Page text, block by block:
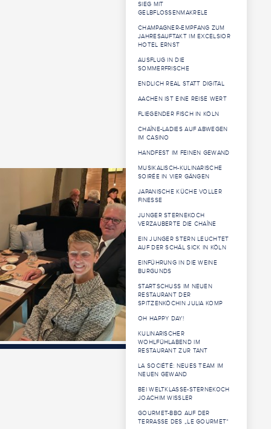
SIEG MIT
GELBFLOSSENMAKRELE
CHAMPAGNER-EMPFANG ZUM
JAHRESAUFTAKT IM EXCELSIOR
HOTEL ERNST
AUSFLUG IN DIE
SOMMERFRISCHE
ENDLICH REAL STATT DIGITAL
AACHEN IST EINE REISE WERT
FLIEGENDER FISCH IN KÖLN
CHAÎNE-LADIES AUF ABWEGEN
IM CASINO
HANDFEST IM FEINEN GEWAND
MUSIKALISCH-KULINARISCHE
SOIRÉE IN VIER GÄNGEN
JAPANISCHE KÜCHE VOLLER
FINESSE
JUNGER STERNEKOCH
VERZAUBERTE DIE CHAÎNE
EIN JUNGER STERN LEUCHTET
AUF DER SCHÄL SICK IN KÖLN
EINFÜHRUNG IN DIE WEINE
BURGUNDS
STARTSCHUSS IM NEUEN
RESTAURANT DER
SPITZENKÖCHIN JULIA KOMP
OH HAPPY DAY!
KULINARISCHER
WOHLFÜHLABEND IM
RESTAURANT ZUR TANT
LA SOCIÉTÉ: NEUES TEAM IM
NEUEN GEWAND
BEI WELTKLASSE-STERNEKOCH
JOACHIM WISSLER
GOURMET-BBQ AUF DER
TERRASSE DES „LE GOURMET“